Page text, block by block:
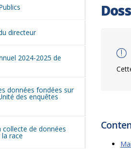
directeur
2024-2025 de
données fondées sur
des enquêtes
collecte de données
race